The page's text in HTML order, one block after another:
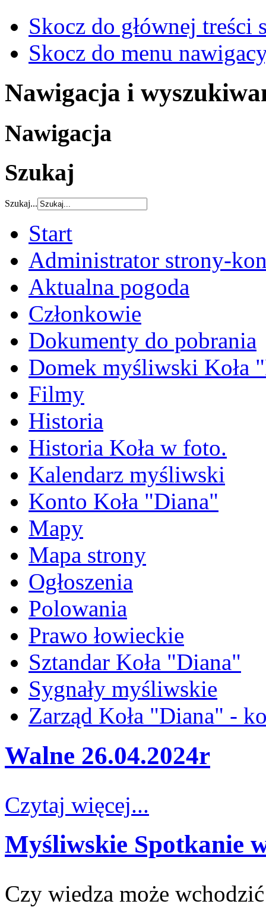
Skocz do głównej treści
Skocz do menu
Nawigacja i
Nawigacja
Szukaj
Szukaj...
Start
Administrator strony-
Aktualna pogoda
Członkowie
Dokumenty do pobrania
Domek myśliwski Koła
Filmy
Historia
Historia Koła w foto.
Kalendarz myśliwski
Konto Koła "Diana"
Mapy
Mapa strony
Ogłoszenia
Polowania
Prawo łowieckie
Sztandar Koła "Diana"
Sygnały myśliwskie
Zarząd Koła "Diana" -
Walne 26.04.2024r
Czytaj więcej...
Myśliwskie Spotkanie
Czy wiedza może